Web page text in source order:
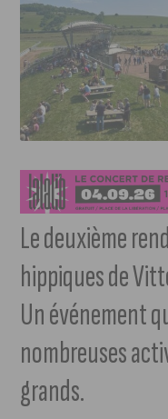
Le deuxième
hippiques de
Un événement
nombreuses
grands.